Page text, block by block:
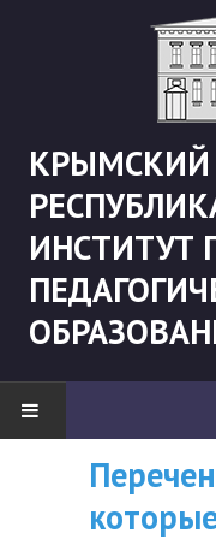
КРЫМСКИЙ
ИНСТИТУТ
НОВОСТИ
"Боевая" русистика